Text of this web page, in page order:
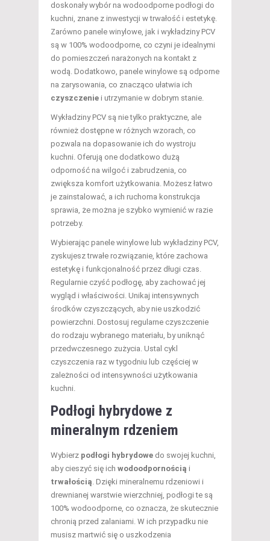
doskonały wybór na wodoodporne podłogi do
kuchni, znane z inwestycji w trwałość i estetykę.
Zarówno panele winylowe, jak i wykładziny PCV
są w 100% wodoodporne, co czyni je idealnymi
do pomieszczeń narażonych na kontakt z
wodą. Dodatkowo, panele winylowe są odporne
na zarysowania, co znacząco ułatwia ich
czyszczenie i utrzymanie w dobrym stanie.
Wykładziny PCV są nie tylko praktyczne, ale
również dostępne w różnych wzorach, co
pozwala na dopasowanie ich do wystroju
kuchni. Oferują one dodatkowo dużą
odporność na wilgoć i zabrudzenia, co
zwiększa komfort użytkowania. Możesz łatwo
je zainstalować, a ich ruchoma konstrukcja
sprawia, że można je szybko wymienić w razie
potrzeby.
Wybierając panele winylowe lub wykładziny PCV,
zyskujesz trwałe rozwiązanie, które zachowa
estetykę i funkcjonalność przez długi czas.
Regularnie czyść podłogę, aby zachować jej
wygląd i właściwości. Unikaj intensywnych
środków czyszczących, aby nie uszkodzić
powierzchni. Dostosuj regularne czyszczenie
do rodzaju wybranego materiału, by uniknąć
przedwczesnego zużycia. Ustal cykl
czyszczenia raz w tygodniu lub częściej w
zależności od intensywności użytkowania
kuchni.
Podłogi hybrydowe z
mineralnym rdzeniem
Wybierz podłogi hybrydowe do swojej kuchni,
aby cieszyć się ich wodoodpornością i
trwałością . Dzięki mineralnemu rdzeniowi i
drewnianej warstwie wierzchniej, podłogi te są
100% wodoodporne, co oznacza, że skutecznie
chronią przed zalaniami. W ich przypadku nie
musisz martwić się o uszkodzenia